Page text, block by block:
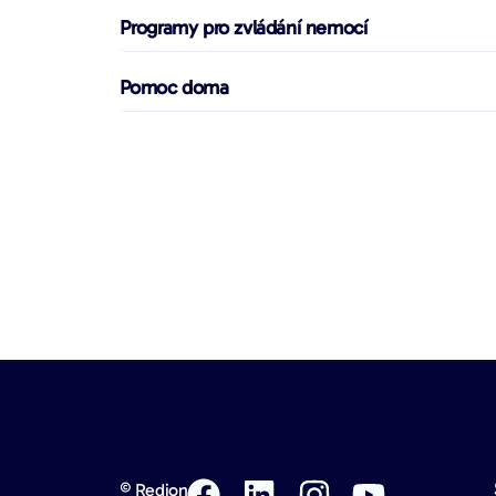
Programy pro zvládání nemocí
Pomoc doma
© Redion